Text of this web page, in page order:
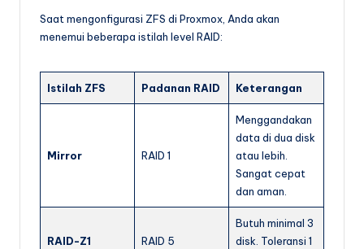
Saat mengonfigurasi ZFS di Proxmox, Anda akan
menemui beberapa istilah level RAID:
Istilah ZFS Padanan RAID Keterangan
Mirror RAID 1
Menggandakan
data di dua disk
atau lebih.
Sangat cepat
dan aman.
RAID-Z1 RAID 5
Butuh minimal 3
disk. Toleransi 1